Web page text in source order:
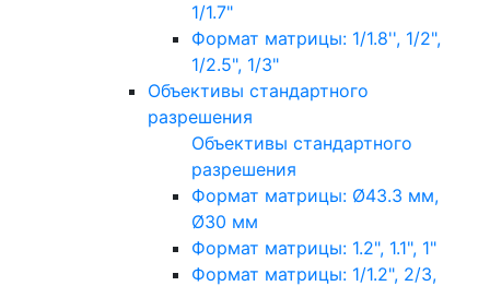
1/1.7"
Формат матрицы: 1/1.8'', 1/2",
1/2.5", 1/3"
Объективы стандартного
разрешения
Объективы стандартного
разрешения
Формат матрицы: Ø43.3 мм,
Ø30 мм
Формат матрицы: 1.2", 1.1", 1"
Формат матрицы: 1/1.2", 2/3,